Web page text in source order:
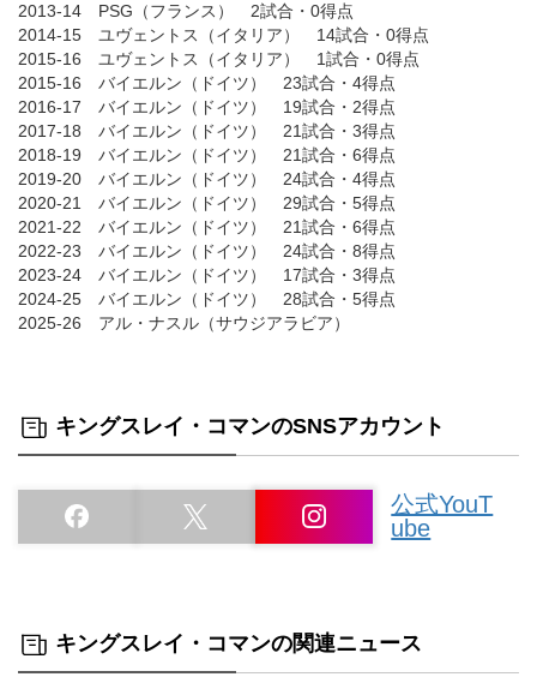
2013-14 PSG（フランス） 2試合・0得点
2014-15 ユヴェントス（イタリア） 14試合・0得点
2015-16 ユヴェントス（イタリア） 1試合・0得点
2015-16 バイエルン（ドイツ） 23試合・4得点
2016-17 バイエルン（ドイツ） 19試合・2得点
2017-18 バイエルン（ドイツ） 21試合・3得点
2018-19 バイエルン（ドイツ） 21試合・6得点
2019-20 バイエルン（ドイツ） 24試合・4得点
2020-21 バイエルン（ドイツ） 29試合・5得点
2021-22 バイエルン（ドイツ） 21試合・6得点
2022-23 バイエルン（ドイツ） 24試合・8得点
2023-24 バイエルン（ドイツ） 17試合・3得点
2024-25 バイエルン（ドイツ） 28試合・5得点
2025-26 アル・ナスル（サウジアラビア）
キングスレイ・コマンのSNSアカウント
公式YouT
ube
キングスレイ・コマンの関連ニュース